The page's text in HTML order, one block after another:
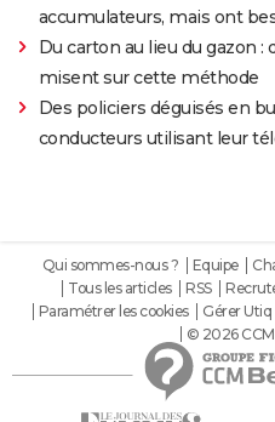
accumulateurs, mais ont
Du carton au lieu du gazon
misent sur cette méthode
Des policiers déguisés en
conducteurs utilisant leur
Qui sommes-nous ? Equipe
Tous les articles
RSS
Paramétrer les cookies
Gérer Utiq
© 2026